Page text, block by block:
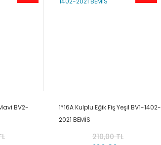
BV2-
1*16A Kulplu Eğik Fiş Yeşil BV1-1402-
2021 BEMİS
210,00 TL